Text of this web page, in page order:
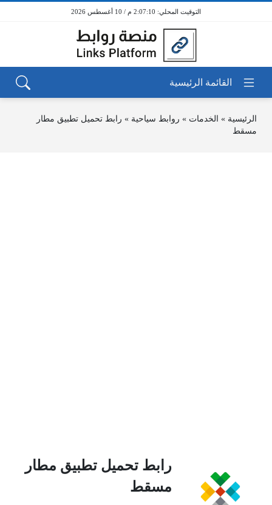
2:07:10 م / 10 أغسطس 2026
الرئيسية » الخدمات » روابط سياحية » رابط تحميل تطبيق مطار
مسقط
رابط تحميل تطبيق مطار
مسقط